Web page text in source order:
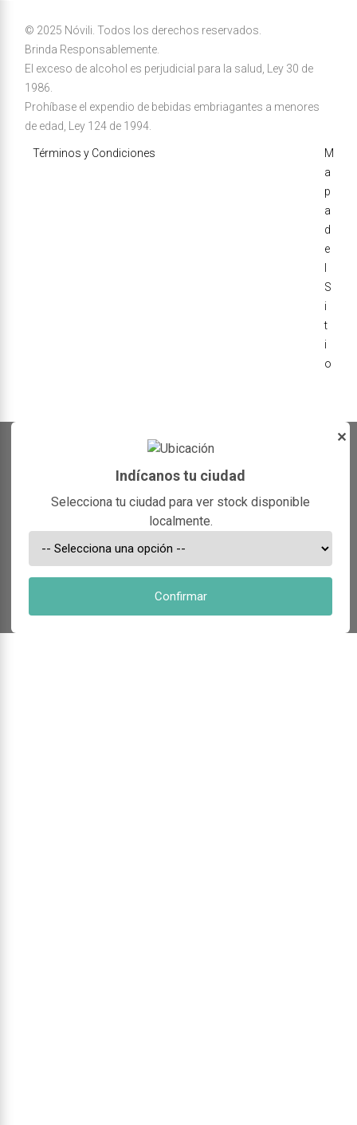
© 2025 Nóvili. Todos los derechos reservados.
Brinda Responsablemente.
El exceso de alcohol es perjudicial para la salud, Ley 30 de
1986.
Prohíbase el expendio de bebidas embriagantes a menores
de edad, Ley 124 de 1994.
Términos y Condiciones
M
a
p
a
d
e
S
i
t
i
o
✕
Indícanos tu ciudad
Selecciona tu ciudad para ver stock disponible
localmente.
Confirmar